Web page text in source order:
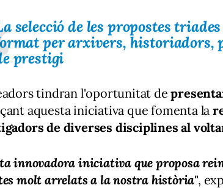
selecció de les propostes
per arxivers, historiadors,
prestigi
tindran l'oportunitat de
aquesta iniciativa que fomenta la
de diverses disciplines al
innovadora iniciativa que proposa
molt arrelats a la nostra història",